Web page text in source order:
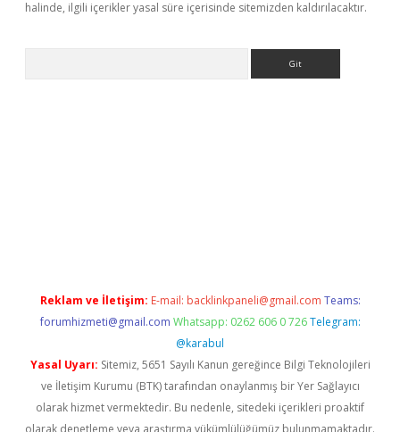
halinde, ilgili içerikler yasal süre içerisinde sitemizden kaldırılacaktır.
Reklam ve İletişim: E-mail: backlinkpaneli@gmail.com Teams:
forumhizmeti@gmail.com Whatsapp: 0262 606 0 726 Telegram:
@karabul
Yasal Uyarı: Sitemiz, 5651 Sayılı Kanun gereğince Bilgi Teknolojileri
ve İletişim Kurumu (BTK) tarafından onaylanmış bir Yer Sağlayıcı
olarak hizmet vermektedir. Bu nedenle, sitedeki içerikleri proaktif
olarak denetleme veya araştırma yükümlülüğümüz bulunmamaktadır.